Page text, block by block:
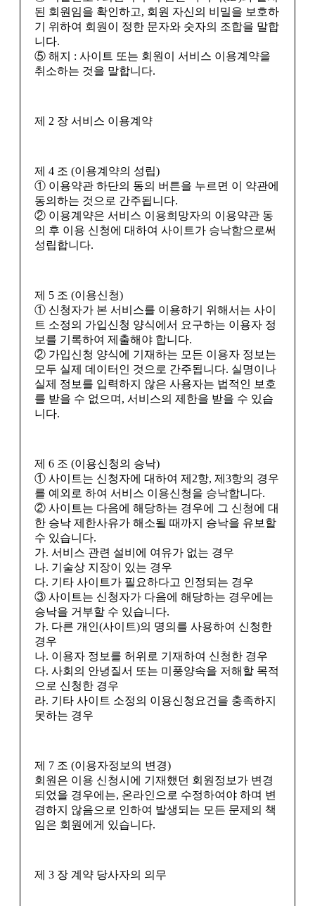
된 회원임을 확인하고, 회원 자신의 비밀을 보호하
기 위하여 회원이 정한 문자와 숫자의 조합을 말합
니다.
⑤ 해지 : 사이트 또는 회원이 서비스 이용계약을
취소하는 것을 말합니다.
제 2 장 서비스 이용계약
제 4 조 (이용계약의 성립)
① 이용약관 하단의 동의 버튼을 누르면 이 약관에
동의하는 것으로 간주됩니다.
② 이용계약은 서비스 이용희망자의 이용약관 동
의 후 이용 신청에 대하여 사이트가 승낙함으로써
성립합니다.
제 5 조 (이용신청)
① 신청자가 본 서비스를 이용하기 위해서는 사이
트 소정의 가입신청 양식에서 요구하는 이용자 정
보를 기록하여 제출해야 합니다.
② 가입신청 양식에 기재하는 모든 이용자 정보는
모두 실제 데이터인 것으로 간주됩니다. 실명이나
실제 정보를 입력하지 않은 사용자는 법적인 보호
를 받을 수 없으며, 서비스의 제한을 받을 수 있습
니다.
제 6 조 (이용신청의 승낙)
① 사이트는 신청자에 대하여 제2항, 제3항의 경우
를 예외로 하여 서비스 이용신청을 승낙합니다.
② 사이트는 다음에 해당하는 경우에 그 신청에 대
한 승낙 제한사유가 해소될 때까지 승낙을 유보할
수 있습니다.
가. 서비스 관련 설비에 여유가 없는 경우
나. 기술상 지장이 있는 경우
다. 기타 사이트가 필요하다고 인정되는 경우
③ 사이트는 신청자가 다음에 해당하는 경우에는
승낙을 거부할 수 있습니다.
가. 다른 개인(사이트)의 명의를 사용하여 신청한
경우
나. 이용자 정보를 허위로 기재하여 신청한 경우
다. 사회의 안녕질서 또는 미풍양속을 저해할 목적
으로 신청한 경우
라. 기타 사이트 소정의 이용신청요건을 충족하지
못하는 경우
제 7 조 (이용자정보의 변경)
회원은 이용 신청시에 기재했던 회원정보가 변경
되었을 경우에는, 온라인으로 수정하여야 하며 변
경하지 않음으로 인하여 발생되는 모든 문제의 책
임은 회원에게 있습니다.
제 3 장 계약 당사자의 의무